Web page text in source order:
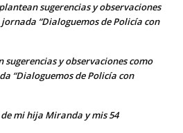
sugerencias y observaciones
“Dialoguemos de Policía con
sugerencias y observaciones como
“Dialoguemos de Policía con
mi hija Miranda y mis 54